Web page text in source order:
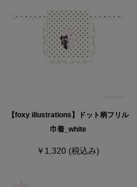
【foxy illustrations】ドット柄フリル
巾着_white
￥1,320 (税込み)